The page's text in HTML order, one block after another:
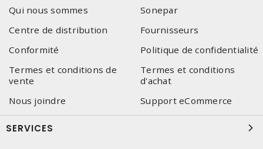
Qui nous sommes
Sonepar
Centre de distribution
Fournisseurs
Conformité
Politique de confidentialité
Termes et conditions de
vente
Termes et conditions
d'achat
Nous joindre
Support eCommerce
SERVICES